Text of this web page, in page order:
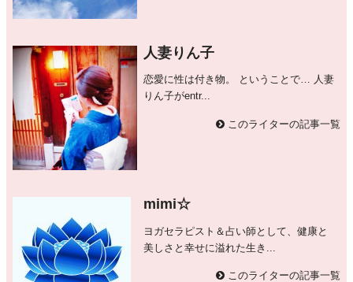
人妻りん子
恋愛に性は付き物。 ということで… 人妻
りん子がentr...
このライターの記事一覧
mimi☆
ヨガセラピスト＆占い師として、健康と
美しさと幸せに溢れた生き...
このライターの記事一覧